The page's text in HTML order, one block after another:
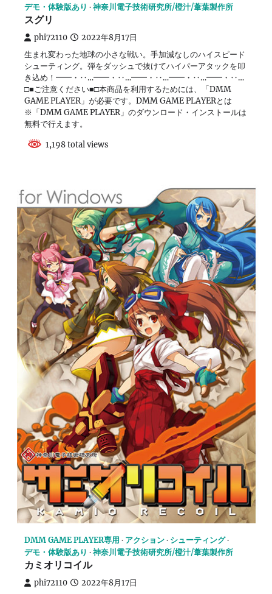
デモ・体験版あり
神奈川電子技術研究所/橙汁/葦葉製作所
スグリ
phi72110 2022年8月17日
生まれ変わった地球の小さな戦い。手加減なしのハイスピード
シューティング。弾をダッシュで抜けてハイパーアタックを叩
き込め！━━・‥…━━・‥…━━・‥…━━・‥…━━・‥…
□■ご注意ください■□本商品を利用するためには、「DMM
GAME PLAYER」が必要です。DMM GAME PLAYERとは
※「DMM GAME PLAYER」のダウンロード・インストールは
無料で行えます。
1,198 total views
DMM GAME PLAYER専用 アクション
シューティング
デモ・体験版あり
神奈川電子技術研究所/橙汁/葦葉製作所
カミオリコイル
phi72110 2022年8月17日